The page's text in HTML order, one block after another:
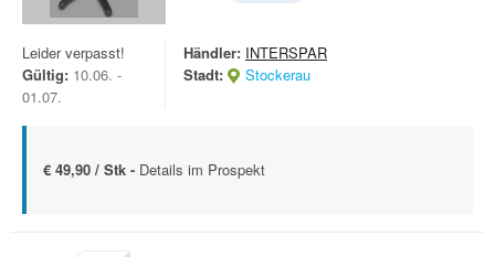
Leider verpasst!
Gültig: 10.06. -
01.07.
Händler: INTERSPAR
Stadt:
Stockerau
€ 49,90 / Stk - Details im Prospekt